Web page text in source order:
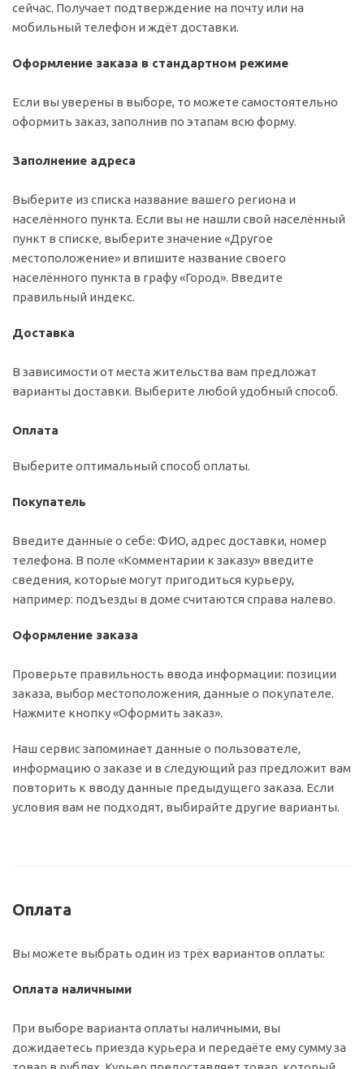
сейчас. Получает подтверждение на почту или на
мобильный телефон и ждёт доставки.
Оформление заказа в стандартном режиме
Если вы уверены в выборе, то можете самостоятельно
оформить заказ, заполнив по этапам всю форму.
Заполнение адреса
Выберите из списка название вашего региона и
населённого пункта. Если вы не нашли свой населённый
пункт в списке, выберите значение «Другое
местоположение» и впишите название своего
населённого пункта в графу «Город». Введите
правильный индекс.
Доставка
В зависимости от места жительства вам предложат
варианты доставки. Выберите любой удобный способ.
Оплата
Выберите оптимальный способ оплаты.
Покупатель
Введите данные о себе: ФИО, адрес доставки, номер
телефона. В поле «Комментарии к заказу» введите
сведения, которые могут пригодиться курьеру,
например: подъезды в доме считаются справа налево.
Оформление заказа
Проверьте правильность ввода информации: позиции
заказа, выбор местоположения, данные о покупателе.
Нажмите кнопку «Оформить заказ».
Наш сервис запоминает данные о пользователе,
информацию о заказе и в следующий раз предложит вам
повторить к вводу данные предыдущего заказа. Если
условия вам не подходят, выбирайте другие варианты.
Оплата
Вы можете выбрать один из трёх вариантов оплаты:
Оплата наличными
При выборе варианта оплаты наличными, вы
дожидаетесь приезда курьера и передаёте ему сумму за